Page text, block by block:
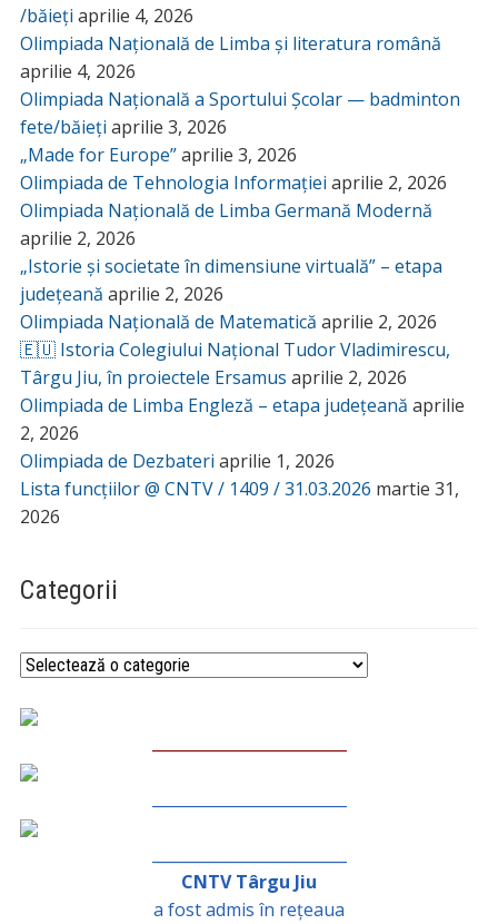
/băieți aprilie 4, 2026
Olimpiada Națională de Limba și literatura română
aprilie 4, 2026
Olimpiada Națională a Sportului Școlar — badminton
fete/băieți aprilie 3, 2026
„Made for Europe”aprilie 3, 2026
Olimpiada de Tehnologia Informației aprilie 2, 2026
Olimpiada Națională de Limba Germană Modernă
aprilie 2, 2026
„Istorie și societate în dimensiune virtuală” – etapa
județeană aprilie 2, 2026
Olimpiada Națională de Matematică aprilie 2, 2026
🇪🇺 Istoria Colegiului Național Tudor Vladimirescu,
Târgu Jiu, în proiectele Ersamus aprilie 2, 2026
Olimpiada de Limba Engleză – etapa județeană aprilie
2, 2026
Olimpiada de Dezbateri aprilie 1, 2026
Lista funcțiilor @ CNTV / 1409 / 31.03.2026 martie 31,
2026
Categorii
Categorii
CNTV Târgu Jiu
a fost admis în rețeaua